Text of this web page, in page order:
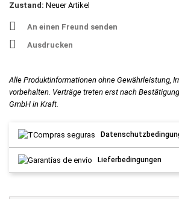
Zustand: Neuer Artikel
An einen Freund senden
Ausdrucken
Alle Produktinformationen ohne Gewährleistung,
vorbehalten. Verträge treten erst nach
GmbH in Kraft.
Lieferbedingungen